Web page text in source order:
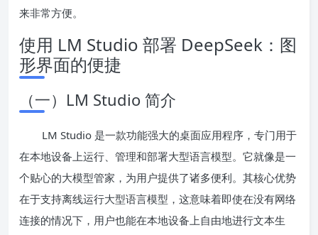
来非常方便。
使用 LM Studio 部署 DeepSeek：图
形界面的便捷
（一）LM Studio 简介
LM Studio 是一款功能强大的桌面应用程序，专门用于
在本地设备上运行、管理和部署大型语言模型。它就像是一
个贴心的大模型管家，为用户提供了诸多便利。其核心优势
在于支持离线运行大型语言模型，这意味着即使在没有网络
连接的情况下，用户也能在本地设备上自由地进行文本生